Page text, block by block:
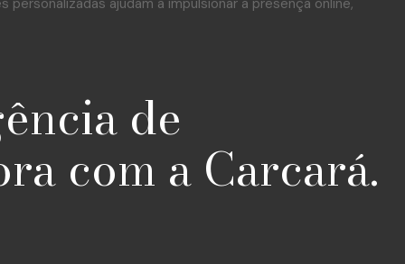
ajudam a impulsionar a presença online,
de
com a Carcará.